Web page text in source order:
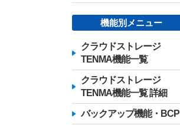
機能別メニュー
クラウドストレージ
TENMA機能一覧
クラウドストレージ
TENMA機能一覧 詳細
バックアップ機能・BCP